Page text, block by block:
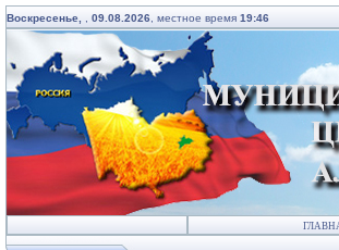
Воскресенье, 09.08.2026 , местное время 19:46